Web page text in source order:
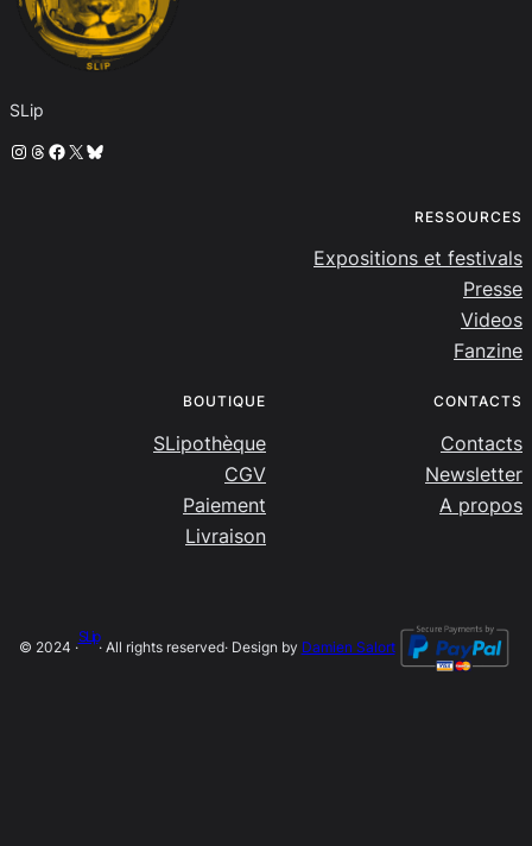
SLip
Instagram
Threads
Facebook
X Bluesky
RESSOURCES
Expositions et festivals
Presse
Videos
Fanzine
BOUTIQUE
SLipothèque
CGV
Paiement
Livraison
CONTACTS
Contacts
Newsletter
A propos
© 2024 ·
SLip
· All rights reserved· Design by Damien Salort